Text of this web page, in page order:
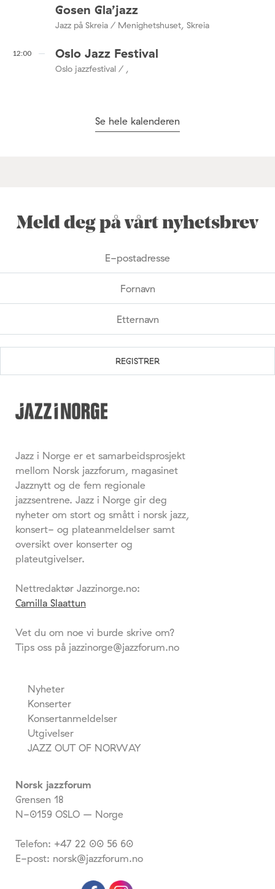
Gosen Gla’jazz
Jazz på Skreia / Menighetshuset, Skreia
12:00 Oslo Jazz Festival
Oslo jazzfestival / ,
Se hele kalenderen
Meld deg på vårt nyhetsbrev
Jazz i Norge er et samarbeidsprosjekt
mellom Norsk jazzforum, magasinet
Jazznytt og de fem regionale
jazzsentrene. Jazz i Norge gir deg
nyheter om stort og smått i norsk jazz,
konsert- og plateanmeldelser samt
oversikt over konserter og
plateutgivelser.
Nettredaktør Jazzinorge.no:
Camilla Slaattun
Vet du om noe vi burde skrive om?
Tips oss på jazzinorge@jazzforum.no
Nyheter
Konserter
Konsertanmeldelser
Utgivelser
JAZZ OUT OF NORWAY
Norsk jazzforum
Grensen 18
N-0159 OSLO – Norge
Telefon: +47 22 00 56 60
E-post: norsk@jazzforum.no